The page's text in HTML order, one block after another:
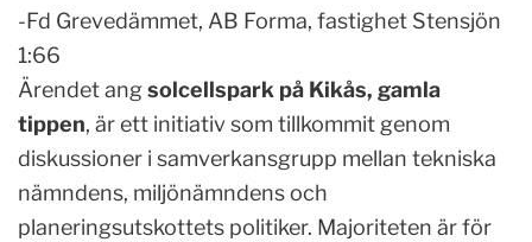
-Fd Grevedämmet, AB Forma, fastighet Stensjön
1:66
Ärendet angsolcellspark på Kikås, gamla
tippen, är ett initiativ som tillkommit genom
diskussioner i samverkansgrupp mellan tekniska
nämndens, miljönämndens och
planeringsutskottets politiker. Majoriteten är för